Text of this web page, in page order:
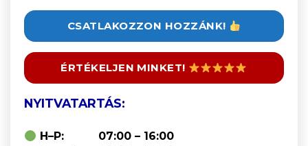
CSATLAKOZZON HOZZÁNK!
ÉRTÉKELJEN MINKET!
NYITVATARTÁS:
H–P: 07:00 – 16:00